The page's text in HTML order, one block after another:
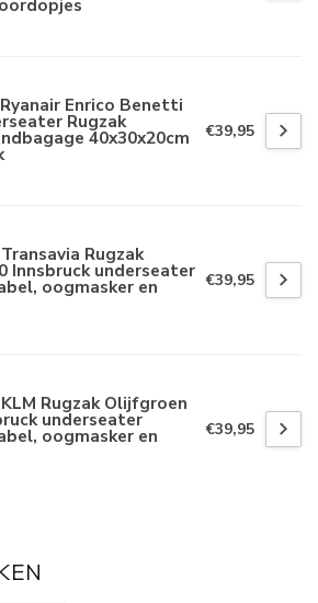
Enrico Benetti
Rugzak
40x30x20cm €39,95
Rugzak
Innsbruck underseater
oogmasker en €39,95
Rugzak Olijfgroen
underseater
oogmasker en €39,95